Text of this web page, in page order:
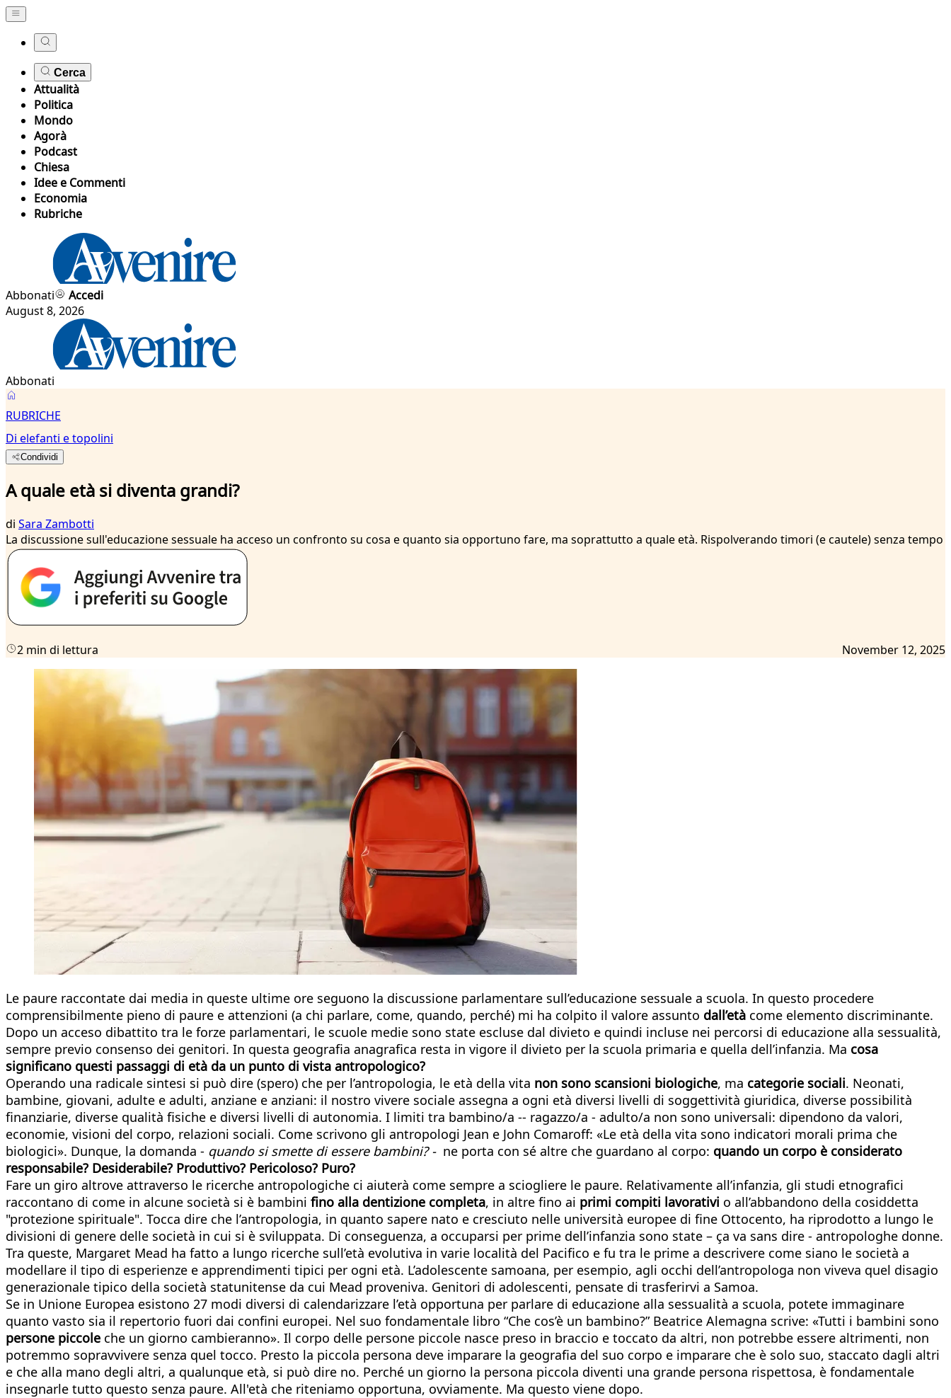
Cerca
Attualità
Politica
Mondo
Agorà
Podcast
Chiesa
Idee e Commenti
Economia
Rubriche
Abbonati
Accedi
August 8, 2026
Abbonati
RUBRICHE
Di elefanti e topolini
Condividi
A quale età si diventa grandi?
di Sara Zambotti
La discussione sull'educazione sessuale ha acceso un confronto su cosa e quanto sia opportuno fare, ma soprattutto a quale età. Rispolverando timori (e cautele) senza tempo
2 min di lettura November 12, 2025
Le paure raccontate dai media in queste ultime ore seguono la discussione parlamentare sull’educazione sessuale a scuola. In questo procedere
comprensibilmente pieno di paure e attenzioni (a chi parlare, come, quando, perché) mi ha colpito il valore assunto dall’età come elemento discriminante.
Dopo un acceso dibattito tra le forze parlamentari, le scuole medie sono state escluse dal divieto e quindi incluse nei percorsi di educazione alla sessualità,
sempre previo consenso dei genitori. In questa geografia anagrafica resta in vigore il divieto per la scuola primaria e quella dell’infanzia. Ma cosa
significano questi passaggi di età da un punto di vista antropologico?
Operando una radicale sintesi si può dire (spero) che per l’antropologia, le età della vita non sono scansioni biologiche, ma categorie sociali. Neonati,
bambine, giovani, adulte e adulti, anziane e anziani: il nostro vivere sociale assegna a ogni età diversi livelli di soggettività giuridica, diverse possibilità
finanziarie, diverse qualità fisiche e diversi livelli di autonomia. I limiti tra bambino/a -- ragazzo/a - adulto/a non sono universali: dipendono da valori,
economie, visioni del corpo, relazioni sociali. Come scrivono gli antropologi Jean e John Comaroff: «Le età della vita sono indicatori morali prima che
biologici». Dunque, la domanda - quando si smette di essere bambini? - ne porta con sé altre che guardano al corpo: quando un corpo è considerato
responsabile? Desiderabile? Produttivo? Pericoloso? Puro?
Fare un giro altrove attraverso le ricerche antropologiche ci aiuterà come sempre a sciogliere le paure. Relativamente all’infanzia, gli studi etnografici
raccontano di come in alcune società si è bambini fino alla dentizione completa, in altre fino ai primi compiti lavorativi o all’abbandono della cosiddetta
"protezione spirituale". Tocca dire che l’antropologia, in quanto sapere nato e cresciuto nelle università europee di fine Ottocento, ha riprodotto a lungo le
divisioni di genere delle società in cui si è sviluppata. Di conseguenza, a occuparsi per prime dell’infanzia sono state – ça va sans dire - antropologhe donne.
Tra queste, Margaret Mead ha fatto a lungo ricerche sull’età evolutiva in varie località del Pacifico e fu tra le prime a descrivere come siano le società a
modellare il tipo di esperienze e apprendimenti tipici per ogni età. L’adolescente samoana, per esempio, agli occhi dell’antropologa non viveva quel disagio
generazionale tipico della società statunitense da cui Mead proveniva. Genitori di adolescenti, pensate di trasferirvi a Samoa.
Se in Unione Europea esistono 27 modi diversi di calendarizzare l’età opportuna per parlare di educazione alla sessualità a scuola, potete immaginare
quanto vasto sia il repertorio fuori dai confini europei. Nel suo fondamentale libro “Che cos’è un bambino?” Beatrice Alemagna scrive: «Tutti i bambini sono
persone piccole che un giorno cambieranno». Il corpo delle persone piccole nasce preso in braccio e toccato da altri, non potrebbe essere altrimenti, non
potremmo sopravvivere senza quel tocco. Presto la piccola persona deve imparare la geografia del suo corpo e imparare che è solo suo, staccato dagli altri
e che alla mano degli altri, a qualunque età, si può dire no. Perché un giorno la persona piccola diventi una grande persona rispettosa, è fondamentale
insegnarle tutto questo senza paure. All'età che riteniamo opportuna, ovviamente. Ma questo viene dopo.